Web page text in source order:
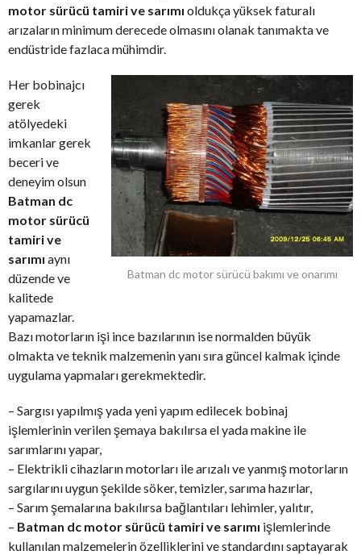
motor sürücü tamiri ve sarımı oldukça yüksek faturalı
arızaların minimum derecede olmasını olanak tanımakta ve
endüstride fazlaca mühimdir.
Batman dc motor sürücü bakımı ve onarımı
Her bobinajcı
gerek
atölyedeki
imkanlar gerek
beceri ve
deneyim olsun
Batman dc
motor sürücü
tamiri ve
sarımı aynı
düzende ve
kalitede
yapamazlar.
Bazı motorların işi ince bazılarının ise normalden büyük
olmakta ve teknik malzemenin yanı sıra güncel kalmak içinde
uygulama yapmaları gerekmektedir.
– Sargısı yapılmış yada yeni yapım edilecek bobinaj
işlemlerinin verilen şemaya bakılırsa el yada makine ile
sarımlarını yapar,
– Elektrikli cihazların motorları ile arızalı ve yanmış motorların
sargılarını uygun şekilde söker, temizler, sarıma hazırlar,
– Sarım şemalarına bakılırsa bağlantıları lehimler, yalıtır,
– Batman dc motor sürücü tamiri ve sarımı işlemlerinde
kullanılan malzemelerin özelliklerini ve standardını saptayarak